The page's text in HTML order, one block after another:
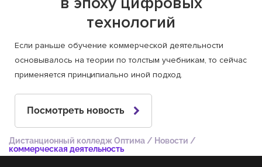
технологий
Если раньше обучение коммерческой деятельности
основывалось на теории по толстым учебникам, то сейчас
применяется принципиально иной подход.
Посмотреть новость
Дистанционный колледж Оптима/ Новости /
коммерческая деятельность